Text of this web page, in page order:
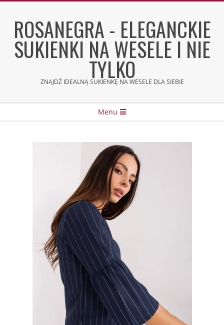
contentROSANEGRA - ELEGANCKIE
SUKIENKI NA WESELE I NIE
TYLKO
ZNAJDŹ IDEALNĄ SUKIENKĘ NA WESELE DLA SIEBIE
Menu